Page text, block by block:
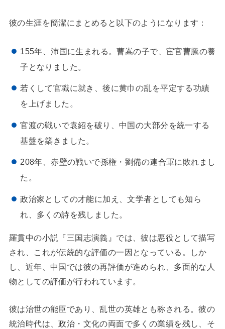
彼の生涯を簡潔にまとめると以下のようになります：
155年、沛国に生まれる。曹嵩の子で、宦官曹騰の養
子となりました。
若くして官職に就き、後に黄巾の乱を平定する功績
を上げました。
官渡の戦いで袁紹を破り、中国の大部分を統一する
基盤を築きました。
208年、赤壁の戦いで孫権・劉備の連合軍に敗れまし
た。
政治家としての才能に加え、文学者としても知ら
れ、多くの詩を残しました。
羅貫中の小説『三国志演義』では、彼は悪役として描写
され、これが伝統的な評価の一因となっている。しか
し、近年、中国では彼の再評価が進められ、多面的な人
物としての評価が行われています。
彼は治世の能臣であり、乱世の英雄とも称される。彼の
統治時代は、政治・文化の両面で多くの業績を残し、そ